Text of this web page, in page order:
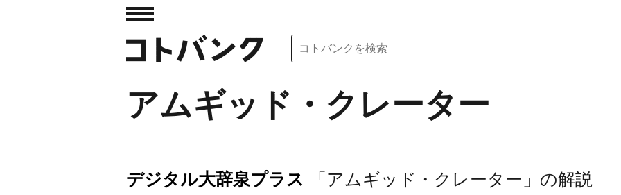
アムギッド・クレーター
デジタル大辞泉プラス 「アムギッド・クレーター」の解説